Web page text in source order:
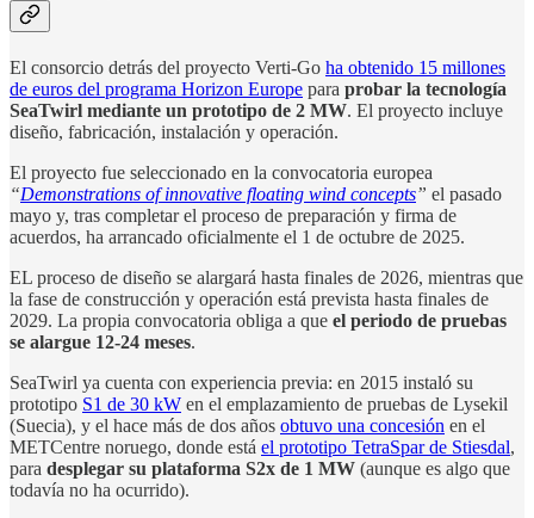
El consorcio detrás del proyecto Verti-Go ha obtenido 15 millones
de euros del programa Horizon Europe para probar la tecnología
SeaTwirl mediante un prototipo de 2 MW. El proyecto incluye
diseño, fabricación, instalación y operación.
El proyecto fue seleccionado en la convocatoria europea
“Demonstrations of innovative floating wind concepts” el pasado
mayo y, tras completar el proceso de preparación y firma de
acuerdos, ha arrancado oficialmente el 1 de octubre de 2025.
EL proceso de diseño se alargará hasta finales de 2026, mientras que
la fase de construcción y operación está prevista hasta finales de
2029. La propia convocatoria obliga a que el periodo de pruebas
se alargue 12-24 meses.
SeaTwirl ya cuenta con experiencia previa: en 2015 instaló su
prototipo S1 de 30 kW en el emplazamiento de pruebas de Lysekil
(Suecia), y el hace más de dos años obtuvo una concesión en el
METCentre noruego, donde está el prototipo TetraSpar de Stiesdal,
para desplegar su plataforma S2x de 1 MW (aunque es algo que
todavía no ha ocurrido).